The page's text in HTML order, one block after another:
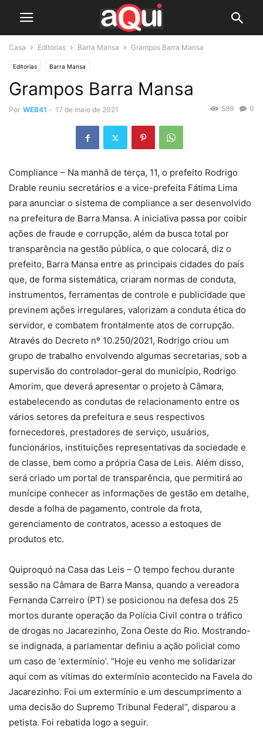
Casa Editorias Barra Mansa Grampos Barra Mansa
Editorias Barra Mansa
Grampos Barra Mansa
Por WEB41 - 17 de maio de 2021 0
599
Compliance – Na manhã de terça, 11, o prefeito Rodrigo
Drable reuniu secretários e a vice-prefeita Fátima Lima
para anunciar o sistema de compliance a ser desenvolvido
na prefeitura de Barra Mansa. A iniciativa passa por coibir
ações de fraude e corrupção, além da busca total por
transparência na gestão pública, o que colocará, diz o
prefeito, Barra Mansa entre as principais cidades do país
que, de forma sistemática, criaram normas de conduta,
instrumentos, ferramentas de controle e publicidade que
previnem ações irregulares, valorizam a conduta ética do
servidor, e combatem frontalmente atos de corrupção.
Através do Decreto nº 10.250/2021, Rodrigo criou um
grupo de trabalho envolvendo algumas secretarias, sob a
supervisão do controlador-geral do município, Rodrigo
Amorim, que deverá apresentar o projeto à Câmara,
estabelecendo as condutas de relacionamento entre os
vários setores da prefeitura e seus respectivos
fornecedores, prestadores de serviço, usuários,
funcionários, instituições representativas da sociedade e
de classe, bem como a própria Casa de Leis. Além disso,
será criado um portal de transparência, que permitirá ao
munícipe conhecer as informações de gestão em detalhe,
desde a folha de pagamento, controle da frota,
gerenciamento de contratos, acesso a estoques de
produtos etc.
Quiproquó na Casa das Leis – O tempo fechou durante
sessão na Câmara de Barra Mansa, quando a vereadora
Fernanda Carreiro (PT) se posicionou na defesa dos 25
mortos durante operação da Polícia Civil contra o tráfico
de drogas no Jacarezinho, Zona Oeste do Rio. Mostrando-
se indignada, a parlamentar definiu a ação policial como
um caso de ‘extermínio’. “Hoje eu venho me solidarizar
aqui com as vítimas do extermínio acontecido na Favela do
Jacarezinho. Foi um extermínio e um descumprimento a
uma decisão do Supremo Tribunal Federal”, disparou a
petista. Foi rebatida logo a seguir.